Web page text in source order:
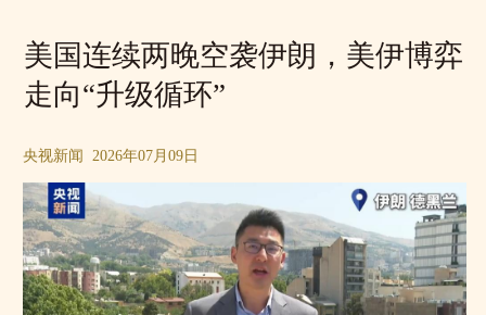
美国连续两晚空袭伊朗，美伊博弈
走向“升级循环”
央视新闻 2026年07月09日